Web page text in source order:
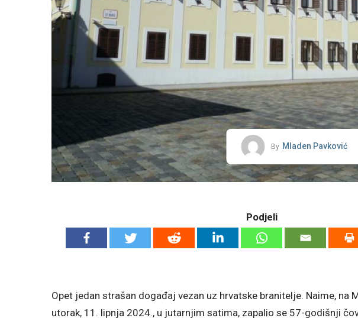
By Mladen Pavković
Podjeli
Opet jedan strašan događaj vezan uz hrvatske branitelje. Naime, na
utorak, 11. lipnja 2024., u jutarnjim satima, zapalio se 57-godišnji